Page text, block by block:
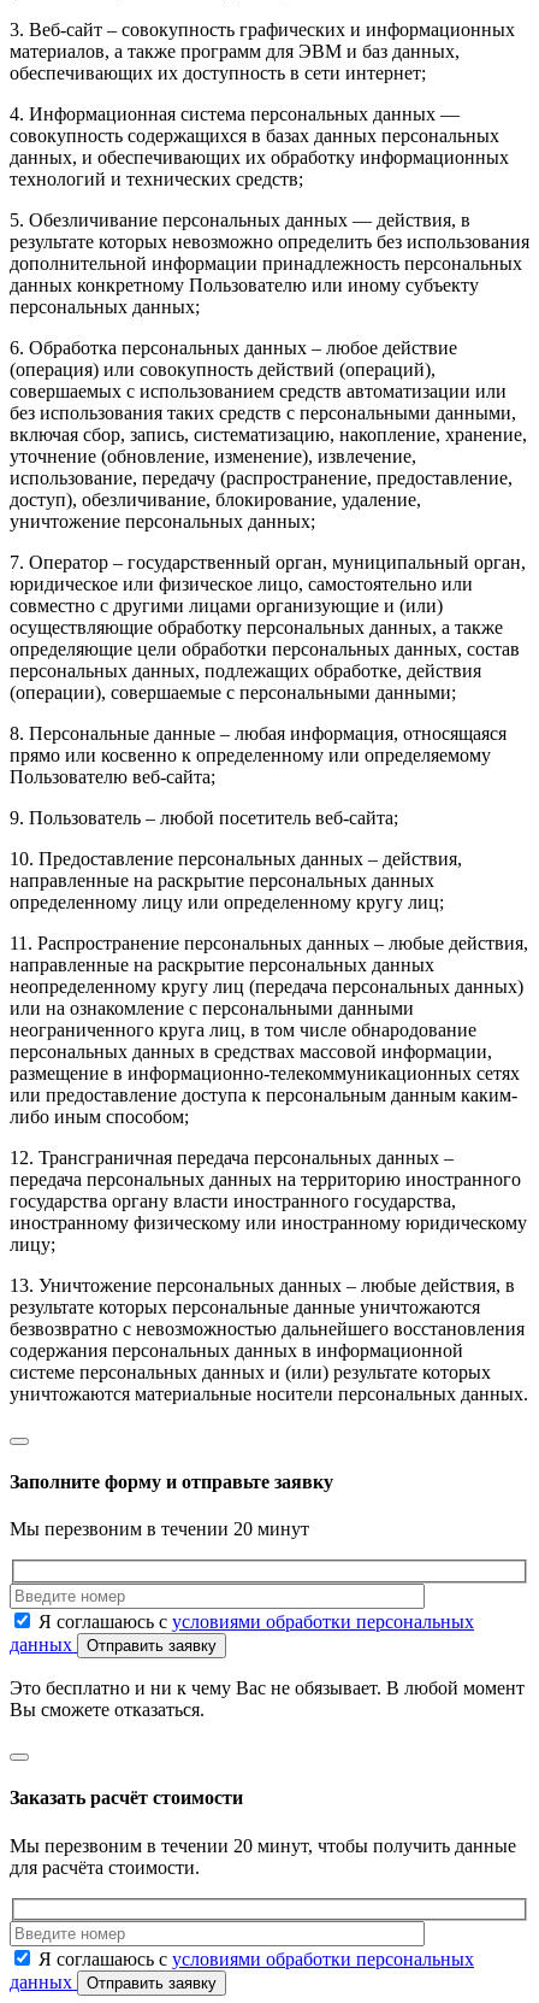
3. Веб-сайт – совокупность графических и информационных
материалов, а также программ для ЭВМ и баз данных,
обеспечивающих их доступность в сети интернет;
4. Информационная система персональных данных —
совокупность содержащихся в базах данных персональных
данных, и обеспечивающих их обработку информационных
технологий и технических средств;
5. Обезличивание персональных данных — действия, в
результате которых невозможно определить без использования
дополнительной информации принадлежность персональных
данных конкретному Пользователю или иному субъекту
персональных данных;
6. Обработка персональных данных – любое действие
(операция) или совокупность действий (операций),
совершаемых с использованием средств автоматизации или
без использования таких средств с персональными данными,
включая сбор, запись, систематизацию, накопление, хранение,
уточнение (обновление, изменение), извлечение,
использование, передачу (распространение, предоставление,
доступ), обезличивание, блокирование, удаление,
уничтожение персональных данных;
7. Оператор – государственный орган, муниципальный орган,
юридическое или физическое лицо, самостоятельно или
совместно с другими лицами организующие и (или)
осуществляющие обработку персональных данных, а также
определяющие цели обработки персональных данных, состав
персональных данных, подлежащих обработке, действия
(операции), совершаемые с персональными данными;
8. Персональные данные – любая информация, относящаяся
прямо или косвенно к определенному или определяемому
Пользователю веб-сайта;
9. Пользователь – любой посетитель веб-сайта;
10. Предоставление персональных данных – действия,
направленные на раскрытие персональных данных
определенному лицу или определенному кругу лиц;
11. Распространение персональных данных – любые действия,
направленные на раскрытие персональных данных
неопределенному кругу лиц (передача персональных данных)
или на ознакомление с персональными данными
неограниченного круга лиц, в том числе обнародование
персональных данных в средствах массовой информации,
размещение в информационно-телекоммуникационных сетях
или предоставление доступа к персональным данным каким-
либо иным способом;
12. Трансграничная передача персональных данных –
передача персональных данных на территорию иностранного
государства органу власти иностранного государства,
иностранному физическому или иностранному юридическому
лицу;
13. Уничтожение персональных данных – любые действия, в
результате которых персональные данные уничтожаются
безвозвратно с невозможностью дальнейшего восстановления
содержания персональных данных в информационной
системе персональных данных и (или) результате которых
уничтожаются материальные носители персональных данных.
Заполните форму и отправьте заявку
Мы перезвоним в течении 20 минут
Я соглашаюсь с условиями обработки персональных
данных
Отправить заявку
Это бесплатно и ни к чему Вас не обязывает. В любой момент
Вы сможете отказаться.
Заказать расчёт стоимости
Мы перезвоним в течении 20 минут, чтобы получить данные
для расчёта стоимости.
Я соглашаюсь с условиями обработки персональных
данных
Отправить заявку